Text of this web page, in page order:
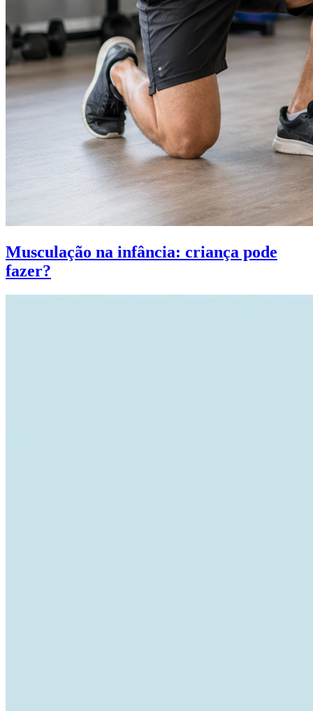
Musculação na infância: criança pode
fazer?